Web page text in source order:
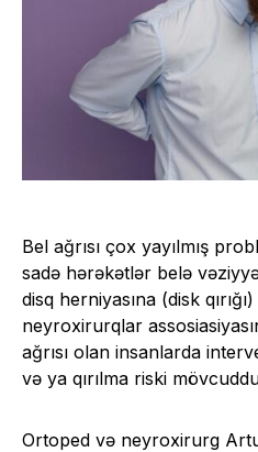
Bel ağrısı çox yayılmış
sadə hərəkətlər belə
disq herniyasına (disk
neyroxirurqlar
ağrısı olan insanlarda
və ya qırılma riski
Ortoped və neyroxirurg